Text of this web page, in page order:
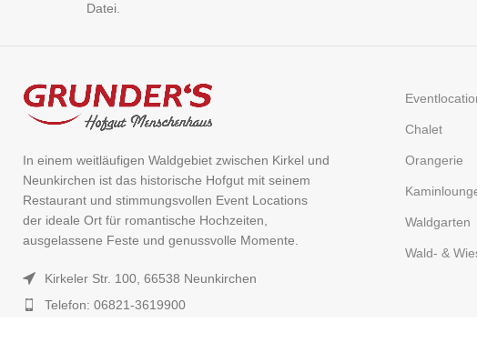
Datei.
In einem weitläufigen Waldgebiet zwischen Kirkel und
Neunkirchen ist das historische Hofgut mit seinem
Restaurant und stimmungsvollen Event Locations
der ideale Ort für romantische Hochzeiten,
ausgelassene Feste und genussvolle Momente.
Kirkeler Str. 100, 66538 Neunkirchen
Telefon: 06821-3619900
Chalet
Orangerie
Waldgarten
Wald- &